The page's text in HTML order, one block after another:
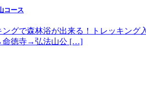
コース
グで森林浴が出来る！トレッキン
命徳寺→弘法山公 […]